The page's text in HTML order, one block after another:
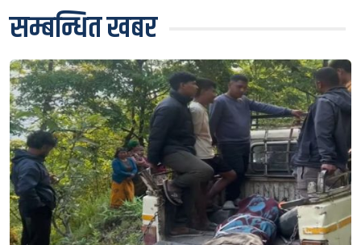
सम्बन्धित खबर